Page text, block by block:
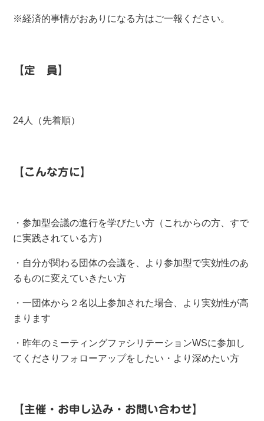
※経済的事情がおありになる方はご一報ください。
【定 員】
24人（先着順）
【こんな方に】
・参加型会議の進行を学びたい方（これからの方、すで
に実践されている方）
・自分が関わる団体の会議を、より参加型で実効性のあ
るものに変えていきたい方
・一団体から２名以上参加された場合、より実効性が高
まります
・昨年のミーティングファシリテーションWSに参加し
てくださりフォローアップをしたい・より深めたい方
【主催・お申し込み・お問い合わせ】